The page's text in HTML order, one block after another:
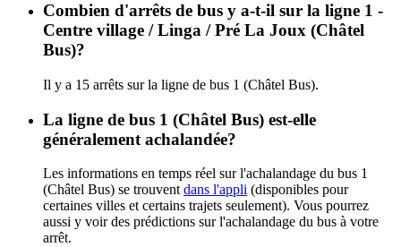
Combien d'arrêts de bus y a-t-il sur la ligne 1 -
Centre village / Linga / Pré La Joux (Châtel
Bus)?
Il y a 15 arrêts sur la ligne de bus 1 (Châtel Bus).
La ligne de bus 1 (Châtel Bus) est-elle
généralement achalandée?
Les informations en temps réel sur l'achalandage du bus 1
(Châtel Bus) se trouvent dans l'appli (disponibles pour
certaines villes et certains trajets seulement). Vous pourrez
aussi y voir des prédictions sur l'achalandage du bus à votre
arrêt.